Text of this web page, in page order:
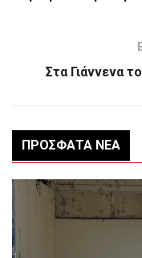
Στα Γιάννενα
ΠΡΌΣΦΑΤΑ ΝΈΑ